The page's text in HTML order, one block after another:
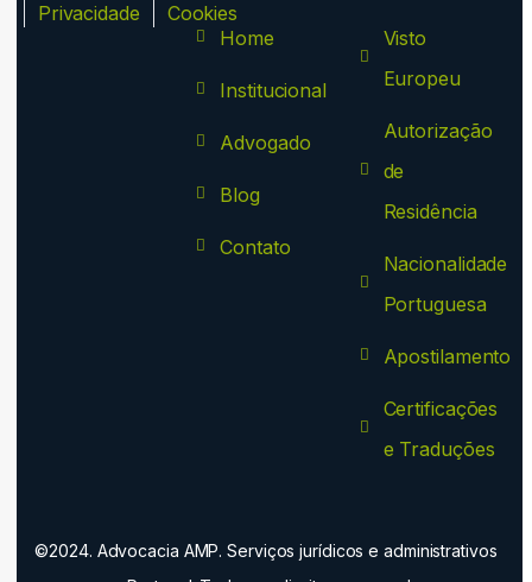
Privacidade Cookies
Home
Institucional
Advogado
Blog
Contato
Visto
Europeu
Autorização
de
Residência
Nacionalidade
Portuguesa
Apostilamento
Certificações
e Traduções
©2024. Advocacia AMP. Serviços jurídicos e administrativos